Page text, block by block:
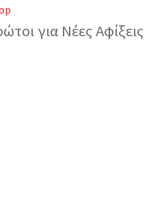
για Νέες Αφίξεις